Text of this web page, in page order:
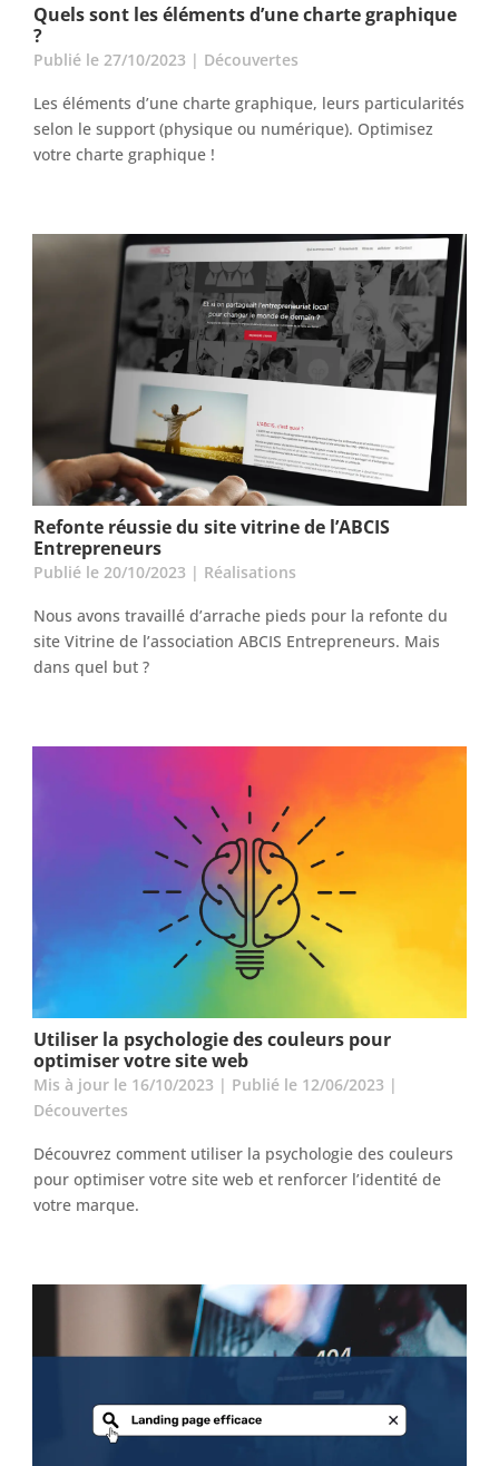
Quels sont les éléments d’une charte graphique
?
Publié le 27/10/2023 | Découvertes
Les éléments d’une charte graphique, leurs particularités
selon le support (physique ou numérique). Optimisez
votre charte graphique !
Refonte réussie du site vitrine de l’ABCIS
Entrepreneurs
Publié le 20/10/2023 | Réalisations
Nous avons travaillé d’arrache pieds pour la refonte du
site Vitrine de l’association ABCIS Entrepreneurs. Mais
dans quel but ?
Utiliser la psychologie des couleurs pour
optimiser votre site web
Mis à jour le 16/10/2023 | Publié le 12/06/2023 |
Découvertes
Découvrez comment utiliser la psychologie des couleurs
pour optimiser votre site web et renforcer l’identité de
votre marque.